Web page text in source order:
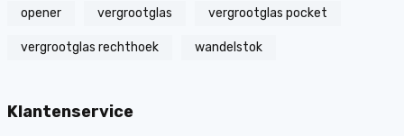
opener vergrootglas vergrootglas pocket
vergrootglas rechthoek wandelstok
Klantenservice